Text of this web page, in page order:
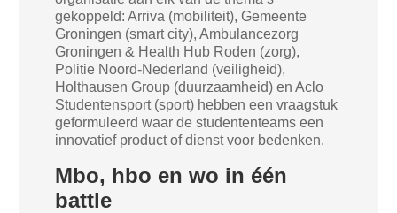
gekoppeld: Arriva (mobiliteit), Gemeente
Groningen (smart city), Ambulancezorg
Groningen & Health Hub Roden (zorg),
Politie Noord-Nederland (veiligheid),
Holthausen Group (duurzaamheid) en Aclo
Studentensport (sport) hebben een vraagstuk
geformuleerd waar de studententeams een
innovatief product of dienst voor bedenken.
Mbo, hbo en wo in één
battle